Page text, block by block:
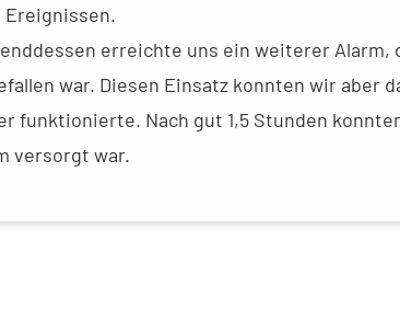
Ereignissen.
erreichte uns ein weiterer
war. Diesen Einsatz konnten wir aber
funktionierte. Nach gut 1,5 Stunden
versorgt war.